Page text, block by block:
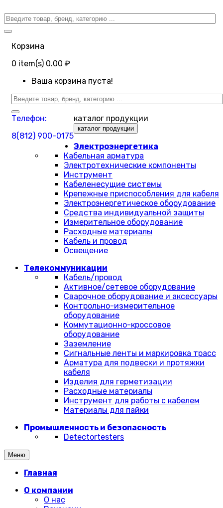
Корзина
0 item(s) 0.00 ₽
Ваша корзина пуста!
Телефон:
8(812) 900-0175
каталог продукции
каталог продукции
Электроэнергетика
Кабельная арматура
Электротехнические компоненты
Инструмент
Кабеленесущие системы
Крепежные приспособления для кабеля
Электроэнергетическое оборудование
Средства индивидуальной защиты
Измерительное оборудование
Расходные материалы
Кабель и провод
Освещение
Телекоммуникации
Кабель/провод
Активное/сетевое оборудование
Сварочное оборудование и аксессуары
Контрольно-измерительное
оборудование
Коммутационно-кроссовое
оборудование
Заземление
Сигнальные ленты и маркировка трасс
Арматура для подвески и протяжки
кабеля
Изделия для герметизации
Расходные материалы
Инструмент для работы с кабелем
Материалы для пайки
Промышленность и безопасность
Detectortesters
Меню
Главная
О компании
О нас